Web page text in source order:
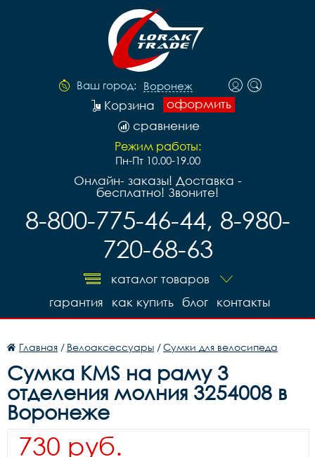
Ваш город: Воронеж
оформить
Корзина
сравнение
Режим работы:
Пн-Пт 10.00-19.00
Онлайн- заказы! Доставка -
бесплатно! Звоните!
8-800-775-46-44, 8-980-
720-68-63
каталог товаров
контакты
блог
как купить
гарантия
Главная / Велоаксессуары /Сумки для велосипеда
Сумка KMS на раму 3
отделения молния 3254008 в
Воронеже
730 руб.